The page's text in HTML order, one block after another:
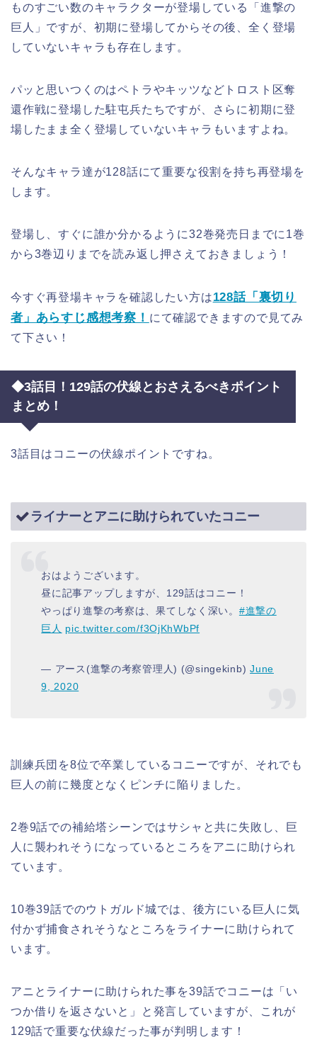
ものすごい数のキャラクターが登場している「進撃の
巨人」ですが、初期に登場してからその後、全く登場
していないキャラも存在します。
パッと思いつくのはペトラやキッツなどトロスト区奪
還作戦に登場した駐屯兵たちですが、さらに初期に登
場したまま全く登場していないキャラもいますよね。
そんなキャラ達が128話にて重要な役割を持ち再登場を
します。
登場し、すぐに誰か分かるように32巻発売日までに1巻
から3巻辺りまでを読み返し押さえておきましょう！
今すぐ再登場キャラを確認したい方は128話「裏切り
者」あらすじ感想考察！ にて確認できますので見てみ
て下さい！
◆3話目！129話の伏線とおさえるべきポイント
まとめ！
3話目はコニーの伏線ポイントですね。
ライナーとアニに助けられていたコニー
おはようございます。
昼に記事アップしますが、129話はコニー！
やっぱり進撃の考察は、果てしなく深い。 #進撃の
巨人 pic.twitter.com/f3OjKhWbPf
— アース(進撃の考察管理人) (@singekinb)June
9, 2020
訓練兵団を8位で卒業しているコニーですが、それでも
巨人の前に幾度となくピンチに陥りました。
2巻9話での補給塔シーンではサシャと共に失敗し、巨
人に襲われそうになっているところをアニに助けられ
ています。
10巻39話でのウトガルド城では、後方にいる巨人に気
付かず捕食されそうなところをライナーに助けられて
います。
アニとライナーに助けられた事を39話でコニーは「い
つか借りを返さないと」と発言していますが、これが
129話で重要な伏線だった事が判明します！